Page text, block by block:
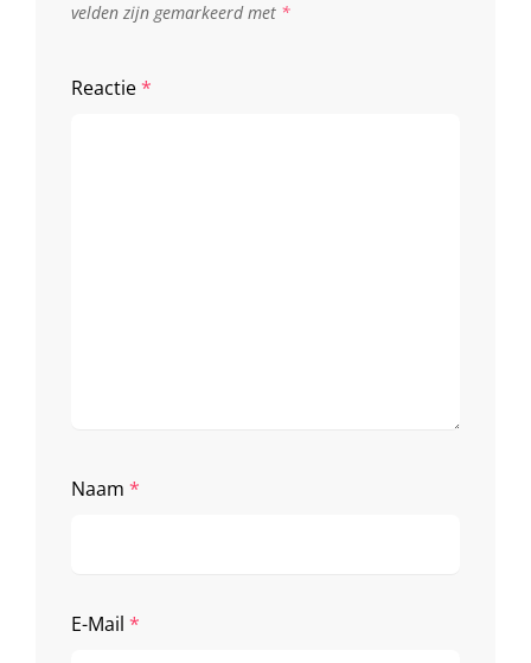
velden zijn gemarkeerd met *
Reactie*
Naam *
E-Mail *